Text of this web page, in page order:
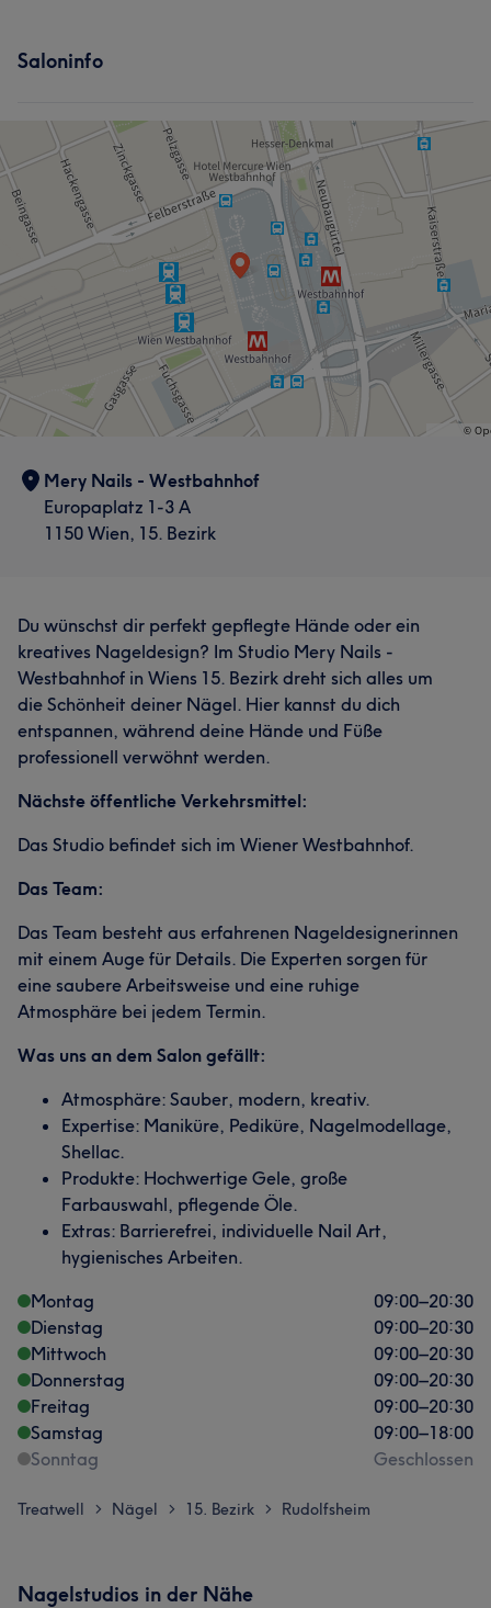
Saloninfo
Mery Nails - Westbahnhof
Europaplatz 1-3 A
1150 Wien, 15. Bezirk
Du wünschst dir perfekt gepflegte Hände oder ein
kreatives Nageldesign? Im Studio Mery Nails -
Westbahnhof in Wiens 15. Bezirk dreht sich alles um
die Schönheit deiner Nägel. Hier kannst du dich
entspannen, während deine Hände und Füße
professionell verwöhnt werden.
Nächste öffentliche Verkehrsmittel:
Das Studio befindet sich im Wiener Westbahnhof.
Das Team:
Das Team besteht aus erfahrenen Nageldesignerinnen
mit einem Auge für Details. Die Experten sorgen für
eine saubere Arbeitsweise und eine ruhige
Atmosphäre bei jedem Termin.
Was uns an dem Salon gefällt:
Atmosphäre: Sauber, modern, kreativ.
Expertise: Maniküre, Pediküre, Nagelmodellage,
Shellac.
Produkte: Hochwertige Gele, große
Farbauswahl, pflegende Öle.
Extras: Barrierefrei, individuelle Nail Art,
hygienisches Arbeiten.
Montag
09:00–20:30
Dienstag
09:00–20:30
Mittwoch
09:00–20:30
Donnerstag
09:00–20:30
Freitag
09:00–20:30
Samstag
09:00–18:00
Sonntag
Geschlossen
Treatwell > Nägel > 15. Bezirk > Rudolfsheim
Nagelstudios in der Nähe